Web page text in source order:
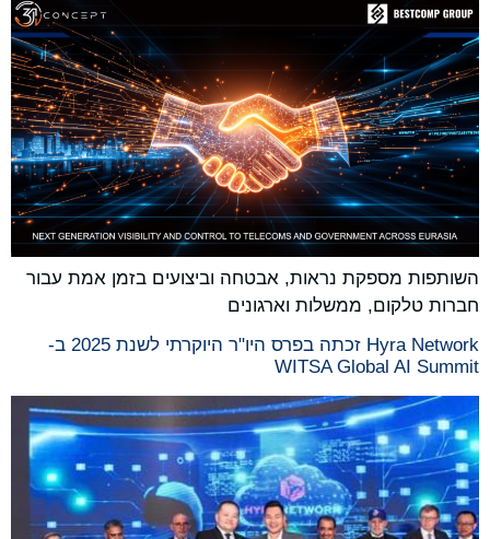
השותפות מספקת נראות, אבטחה וביצועים בזמן אמת עבור
חברות טלקום, ממשלות וארגונים
Hyra Network זכתה בפרס היו"ר היוקרתי לשנת 2025 ב-
WITSA Global AI Summit